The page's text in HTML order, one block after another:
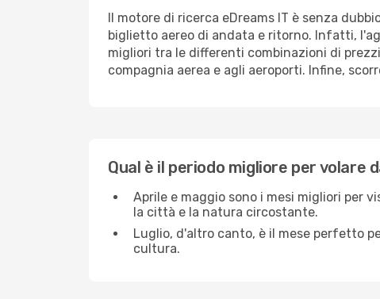
Il motore di ricerca eDreams IT è senza
biglietto aereo di andata e ritorno. Infatti,
migliori tra le differenti combinazioni di
compagnia aerea e agli aeroporti. Infine,
Qual è il periodo migliore per volare
Aprile e maggio sono i mesi migliori per
la città e la natura circostante.
Luglio, d'altro canto, è il mese perfetto
cultura.